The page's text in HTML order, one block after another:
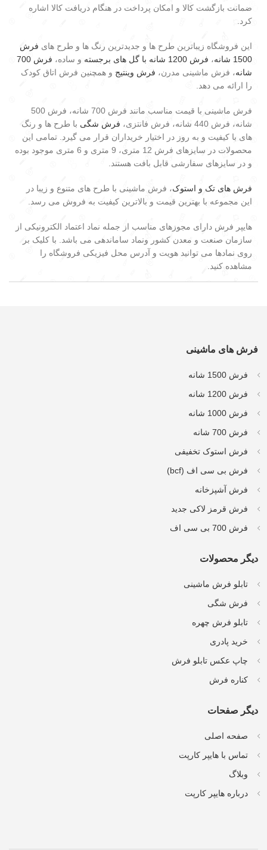
ضمانت بازگشت کالا و امکان پرداخت در هنگام دریافت کالا اشاره
کرد.
این فروشگاه زیباترین طرح ها و جدیدترین رنگ ها و طرح های فرش
1500 شانه
، فرش 1200 شانه با گل های برجسته و ساده،
فرش 700
شانه، فرش ماشینی مدرن، فرش وینتیج و همچنین فرش اتاق کودک
را ارائه می دهد.
فرش ماشینی با قیمت مناسب مانند فرش 700 شانه، فرش 500
شانه، فرش 440 شانه، فرش فانتزی،
فرش شگی با طرح ها و رنگ
های با کیفیت و به روز در اختیار خریداران قرار می گیرد. تمامی این
محصولات در سایزهای فرش 12 متری، 9 متری و 6 متری موجود بوده
و در سایزهای سفارشی قابل بافت هستند.
فرش های تک و استوک، فرش ماشینی با طرح های متنوع و زیبا در
این مجموعه با بهترین قیمت و بالاترین کیفیت به فروش می رسد.
هایپر فرش دارای مجوزهای مناسب از جمله نماد اعتماد الکترونیکی از
سازمان صنعت و معدن کشور ونماد ساماندهی می باشد. با کلیک بر
روی نمادها می توانید هویت و آدرس محل فیزیکی فروشگاه را
مشاهده کنید.
فرش های ماشینی
فرش 1500 شانه
فرش 1200 شانه
فرش 1000 شانه
فرش 700 شانه
فرش استوک تخفیفی
فرش بی سی اف (bcf)
فرش آشپزخانه
فرش قرمز لاکی جدید
فرش 700 بی سی اف
دیگر محصولات
تابلو فرش ماشینی
فرش شگی
تابلو فرش چهره
خرید پادری
چاپ عکس تابلو فرش
کناره فرش
دیگر صفحات
صفحه اصلی
تماس با هایپر کارپت
وبلاگ
درباره هایپر کارپت